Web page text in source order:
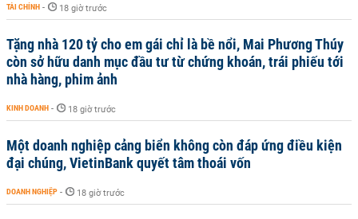
TÀI CHÍNH - 18 giờ trước
Tặng nhà 120 tỷ cho em gái chỉ là bề nổi, Mai Phương Thúy
còn sở hữu danh mục đầu tư từ chứng khoán, trái phiếu tới
nhà hàng, phim ảnh
KINH DOANH - 18 giờ trước
Một doanh nghiệp cảng biển không còn đáp ứng điều kiện
đại chúng, VietinBank quyết tâm thoái vốn
DOANH NGHIỆP - 18 giờ trước